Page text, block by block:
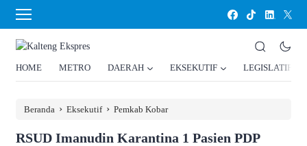
HOME METRO DAERAH EKSEKUTIF LEGISLATIF
Beranda › Eksekutif › Pemkab Kobar
RSUD Imanudin Karantina 1 Pasien PDP